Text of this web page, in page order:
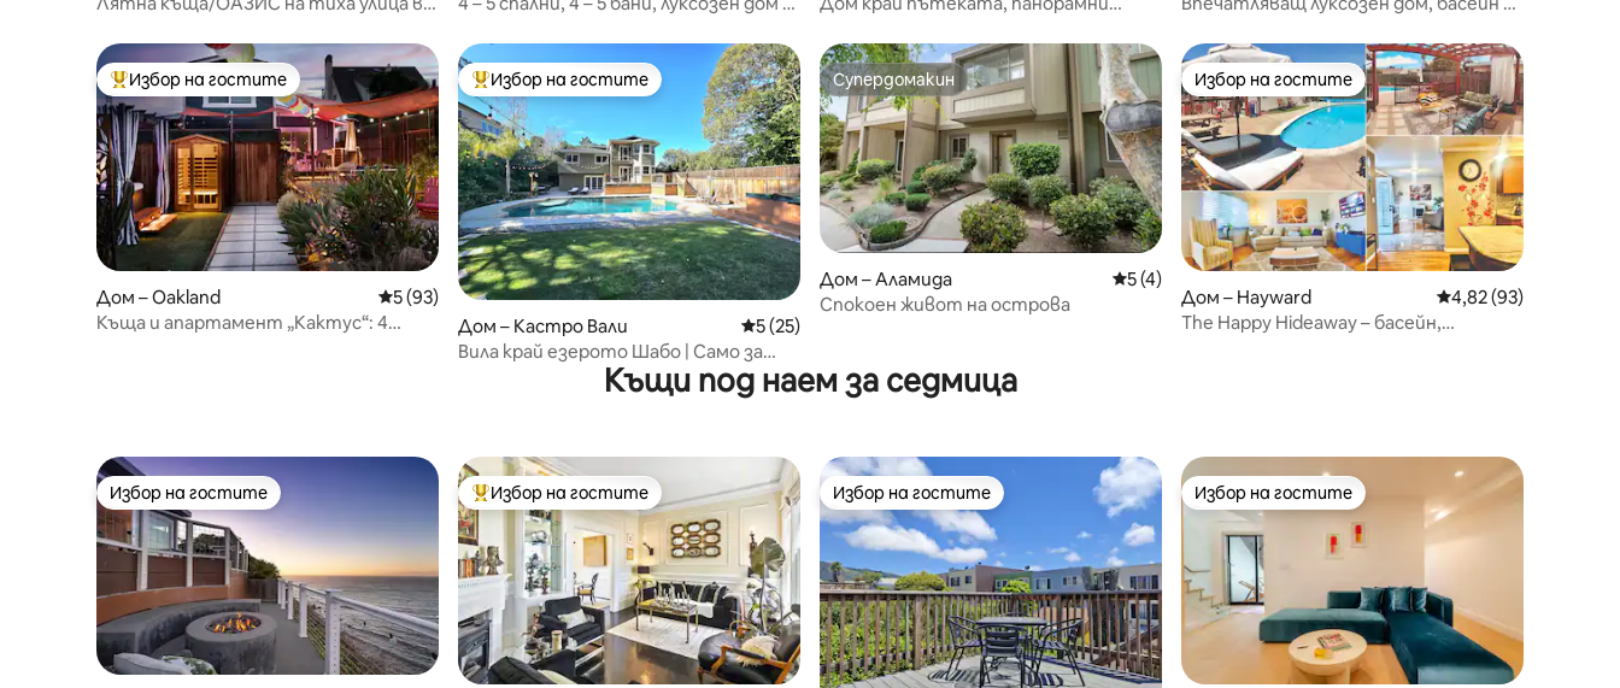
Най-популярен избор на гостите
Избор на гостите
Дом – Oakland Средна оценка: 5 от 5, 93 отзива
5 (93)
Къща и апартамент „Кактус“: 4
Най-популярен избор на гостите
Избор на гостите
Дом – Кастро Вали Средна оценка: 5 от 5, 25 отзива
5 (25)
Вила край езерото Шабо | Само за
гости • Басейн+Спа • Игрова стая
Супердомакин
Супердомакин
Дом – Аламида Средна оценка: 5 от 5, 4 отзива
5 (4)
Спокоен живот на острова
Избор на гостите
Избор на гостите
Дом – Hayward Средна оценка:
4,82 (93)
The Happy Hideaway – басейн,
Къщи под наем за седмица
Избор на гостите
Избор на гостите Най-популярен избор на гостите
Избор на гостите Избор на гостите
Избор на гостите Избор на гостите
Избор на гостите